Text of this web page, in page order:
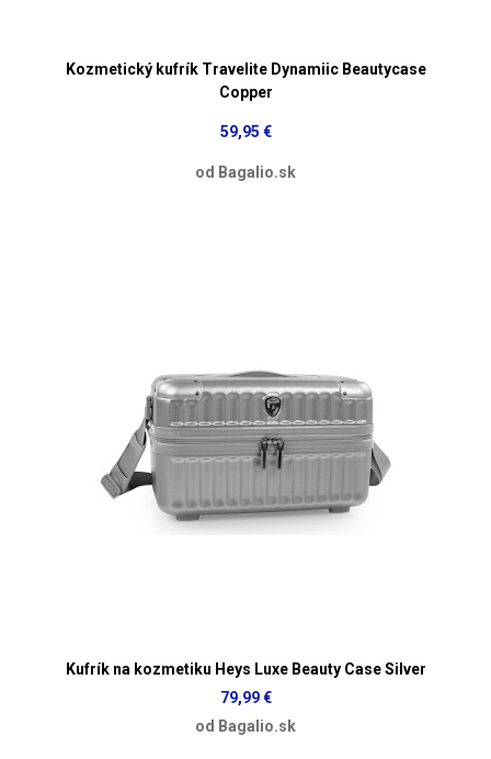
Kozmetický kufrík Travelite Dynamiic Beautycase
Copper
59,95 €
od Bagalio.sk
Kufrík na kozmetiku Heys Luxe Beauty Case Silver
79,99 €
od Bagalio.sk